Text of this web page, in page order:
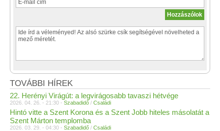
TOVÁBBI HÍREK
22. Herényi Virágút: a legvirágosabb tavaszi hétvége
2026. 04. 26. - 21:30 - Szabadidő / Családi
Hintó vitte a Szent Korona és a Szent Jobb hiteles másolatát a
Szent Márton templomba
2026. 03. 29. - 04:30 - Szabadidő / Családi